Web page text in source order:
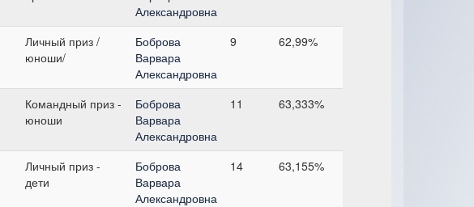
Александровна
Личный приз /
юноши/
Боброва
Варвара
Александровна
9 62,99%
Командный приз -
юноши
Боброва
Варвара
Александровна
11 63,333%
Личный приз -
дети
Боброва
Варвара
Александровна
14 63,155%